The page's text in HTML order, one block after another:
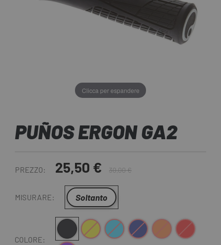
Clicca per espandere
PUÑOS ERGON GA2
PREZZO: 25,50 € 30,00 €
MISURARE: Soltanto
COLORE:
Nero Giallo Blu Blu scuroAranciaRosso